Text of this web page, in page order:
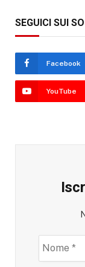
SEGUICI SUI
Facebook
YouTube